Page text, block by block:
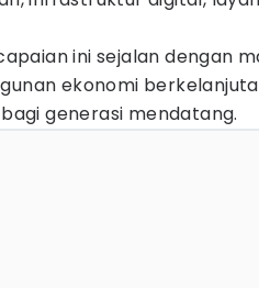
ini sejalan dengan
ekonomi
generasi mendatang.